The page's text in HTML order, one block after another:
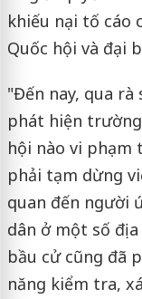
khiếu nại tố cáo
Quốc hội và đại
"Đến nay, qua rà
phát hiện
hội nào vi phạm
phải tạm dừng
quan đến người
dân ở một số
bầu cử cũng đã
năng kiểm tra,